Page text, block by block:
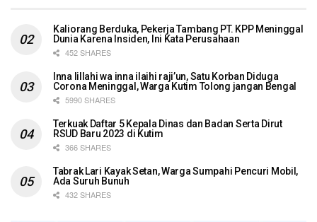
Kaliorang Berduka, Pekerja Tambang PT. KPP Meninggal
Dunia Karena Insiden, Ini Kata Perusahaan
452 SHARES
Inna lillahi wa inna ilaihi raji’un, Satu Korban Diduga
Corona Meninggal, Warga Kutim Tolong jangan Bengal
5990 SHARES
Terkuak Daftar 5 Kepala Dinas dan Badan Serta Dirut
RSUD Baru 2023 di Kutim
366 SHARES
Tabrak Lari Kayak Setan, Warga Sumpahi Pencuri Mobil,
Ada Suruh Bunuh
432 SHARES